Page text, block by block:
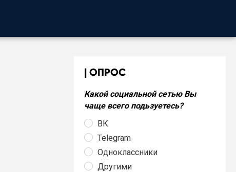
ОПРОС
Какой социальной сетью Вы
чаще всего подьзуетесь?
ВК
Telegram
Одноклассники
Другими